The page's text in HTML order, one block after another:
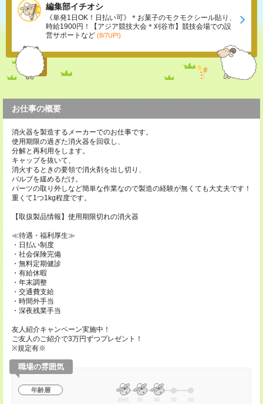
編集部イチオシ
《単発1日OK！日払い可》＊お菓子のモクモクシール貼り、
時給1900円！【アジア競技大会＊刈谷市】競技会場での設
営サポートなど (8/7UP!)
お仕事の概要
消火器を製造するメーカーでのお仕事です。
使用期限の過ぎた消火器を回収し、
分解と再利用をします。
キャップを抜いて、
消火するときの要領で消火剤を出し切り、
バルブを緩めるだけ。
パーツの取り外しなど簡単な作業なので製造の経験が無くても大丈夫です！
重くて1つ1kg程度です。
【取扱製品情報】使用期限切れの消火器
≪待遇・福利厚生≫
・日払い制度
・社会保険完備
・無料定期健診
・有給休暇
・年末調整
・交通費支給
・時間外手当
・深夜残業手当
友人紹介キャンペーン実施中！
ご友人のご紹介で3万円ずつプレゼント！
※規定有※
職場の雰囲気
年齢層
20代 30 40 50 60